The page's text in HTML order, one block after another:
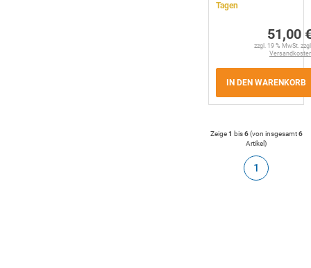
Tagen
51,00
zzgl. 19 % MwSt.
IN DEN WARENKORB
Zeige1 bis6(von insgesamt6
Artikel)
1